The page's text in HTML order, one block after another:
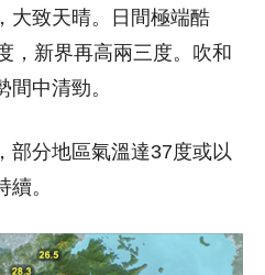
大致天晴。日間極端酷
，新界再高兩三度。吹和
中清勁。
部分地區氣溫達37度或以
。